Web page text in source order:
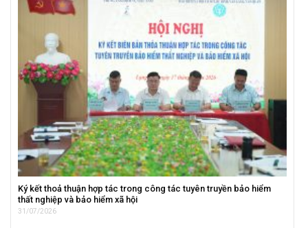
Ký kết thoả thuận hợp tác trong công tác tuyên truyền bảo hiểm
thất nghiệp và bảo hiểm xã hội
31/07/2026